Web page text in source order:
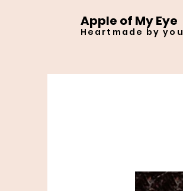
Apple of My Eye
Heartmade by you